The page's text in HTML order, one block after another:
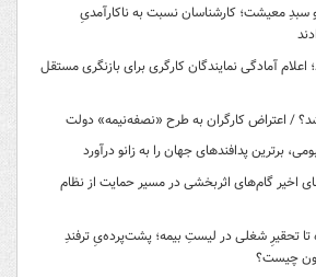
معیشت؛ کارشناسان نسبت به ناکارآمدیِ
آمادگی نمایندگان کارگری برای بازنگری مستقل
/ اعتراض کارگران به طرح «نصفه‌نیمه» دولت
برترین پدافندهای جهان را به زانو درآورد
اخیر گام‌های اثربخشی در مسیر حمایت از نظام
تحقیرِ شغلی در لیستِ بیمه؛ پشت‌پرده‌یِ ترفندِ
چیست؟